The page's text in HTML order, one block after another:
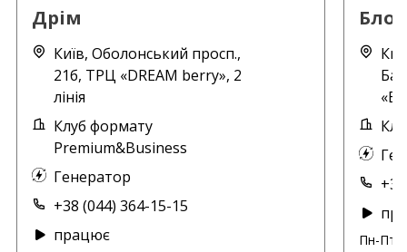
Дрім
Київ, Оболонський просп.,
21б, ТРЦ «DREAM berry», 2
лінія
Клуб формату
Premium&Business
Генератор
+38 (044) 364-15-15
працює
Пн-Пт